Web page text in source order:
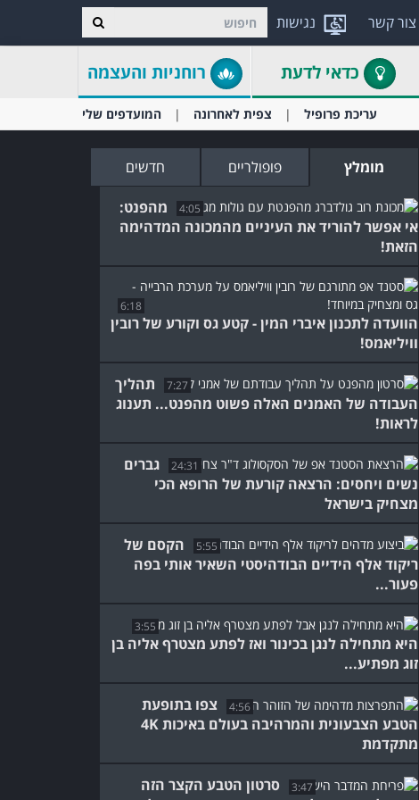
נגישות צור קשר
כדאי לדעת רוחניות והעצמה
עריכת פרופיל צפית לאחרונה המועדפים שלי
מומלץ פופולריים חדשים
4:05
מהפנט:
אי אפשר להוריד את העיניים מהמכונה המדהימה
הזאת!
6:18
הוועדה לתכנון איברי המין - קטע גס וקורע של רובין
וויליאמס!
7:27
תהליך
העבודה של האמנים האלה פשוט מהפנט... תענוג
לראות!
24:31
גברים
נשים ויחסים: הרצאה קורעת של הרופא הכי
מצחיק בישראל
5:55
הקסם של
ריקוד אלף הידיים הבודהיסטי השאיר אותי בפה
פעור...
3:55
היא מתחילה לנגן בכינור ואז לפתע מצטרף אליה בן
זוג מפתיע...
4:56
צפו בתופעת
הטבע הצבעונית והמרהיבה בעולם באיכות 4K
מתקדמת
3:47
סרטון הטבע הקצר הזה